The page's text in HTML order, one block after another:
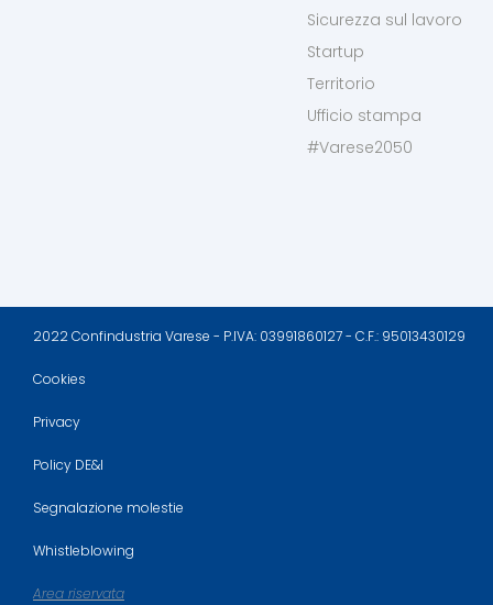
Sicurezza sul lavoro
Startup
Territorio
Ufficio stampa
#Varese2050
2022 Confindustria Varese - P.IVA: 03991860127 - C.F.: 95013430129
Cookies
Privacy
Policy DE&I
Segnalazione molestie
Whistleblowing
Area riservata